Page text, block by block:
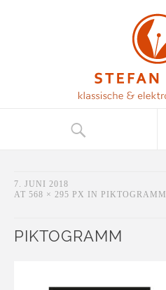
7. JUNI 2018
AT 568 × 295 PX IN PIKTOGRAMM
PIKTOGRAMM